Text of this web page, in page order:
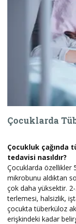
Çocuklarda
Çocukluk çağında
tedavisi nasıldır?
Çocuklarda özellikler
mikrobunu aldıktan
çok daha yüksektir.
terlemesi, halsizlik,
çocukta tüberküloz
erişkindeki kadar